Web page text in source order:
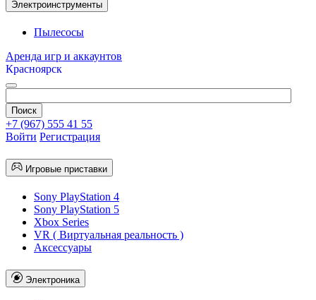
Электроинструменты
Пылесосы
Аренда игр и аккаунтов
Красноярск
+7 (967) 555 41 55
Войти Регистрация
Игровые приставки
Sony PlayStation 4
Sony PlayStation 5
Xbox Series
VR ( Виртуальная реальность )
Аксессуары
Электроника